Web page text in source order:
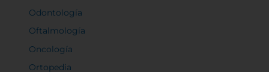
Odontología
Oftalmología
Oncología
Ortopedia